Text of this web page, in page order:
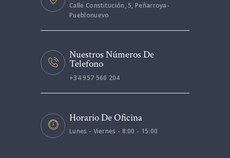
Calle Constitución, 5, Peñarroya-
Pueblonuevo
Nuestros Números De
Telefono
+34 957 560 204
Horario De Oficina
Lunes - Viernes - 8:00 - 15:00